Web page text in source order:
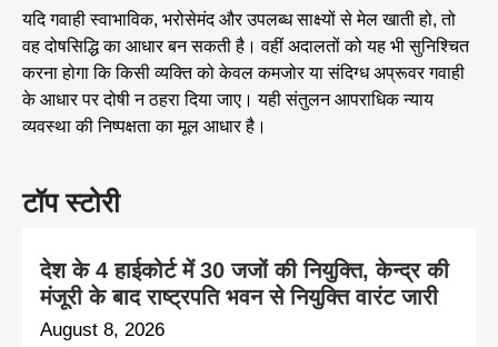
टॉप स्टोरी
देश के 4 हाईकोर्ट में 30 जजों की नियुक्ति, केन्द्र की
मंजूरी के बाद राष्ट्रपति भवन से नियुक्ति वारंट जारी
August 8, 2026
यदि गवाही स्वाभाविक, भरोसेमंद और उपलब्ध साक्ष्यों से मेल खाती हो, तो
वह दोषसिद्धि का आधार बन सकती है। वहीं अदालतों को यह भी सुनिश्चित
करना होगा कि किसी व्यक्ति को केवल कमजोर या संदिग्ध अप्रूवर गवाही
के आधार पर दोषी न ठहरा दिया जाए। यही संतुलन आपराधिक न्याय
व्यवस्था की निष्पक्षता का मूल आधार है।